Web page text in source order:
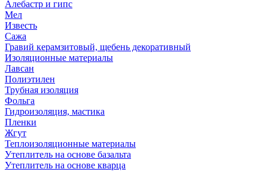
Алебастр и гипс
Мел
Известь
Сажа
Гравий керамзитовый, щебень декоративный
Изоляционные материалы
Лавсан
Полиэтилен
Трубная изоляция
Фольга
Гидроизоляция, мастика
Пленки
Жгут
Теплоизоляционные материалы
Утеплитель на основе базальта
Утеплитель на основе кварца